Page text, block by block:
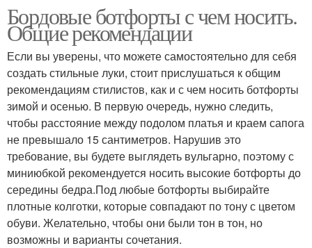
Бордовые ботфорты с чем носить.
Общие рекомендации
Если вы уверены, что можете самостоятельно для себя
создать стильные луки, стоит прислушаться к общим
рекомендациям стилистов, как и с чем носить ботфорты
зимой и осенью. В первую очередь, нужно следить,
чтобы расстояние между подолом платья и краем сапога
не превышало 15 сантиметров. Нарушив это
требование, вы будете выглядеть вульгарно, поэтому с
миниюбкой рекомендуется носить высокие ботфорты до
середины бедра.Под любые ботфорты выбирайте
плотные колготки, которые совпадают по тону с цветом
обуви. Желательно, чтобы они были тон в тон, но
возможны и варианты сочетания.